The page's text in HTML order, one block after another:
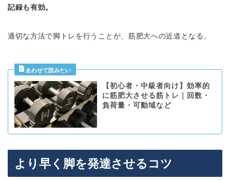
記録も有効。
適切な方法で脚トレを行うことが、筋肥大への近道となる。
【初心者・中級者向け】効率的
に筋肥大させる筋トレ｜回数・
負荷量・可動域など
より早く脚を発達させるコツ